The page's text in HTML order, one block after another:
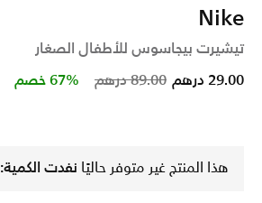
Nike
تيشيرت بيجاسوس للأطفال الصغار
Price reduced from
89.00 درهم to 29.00 درهم 67% خصم
هذا المنتج غير متوفر حاليًا نفدت الكمية: